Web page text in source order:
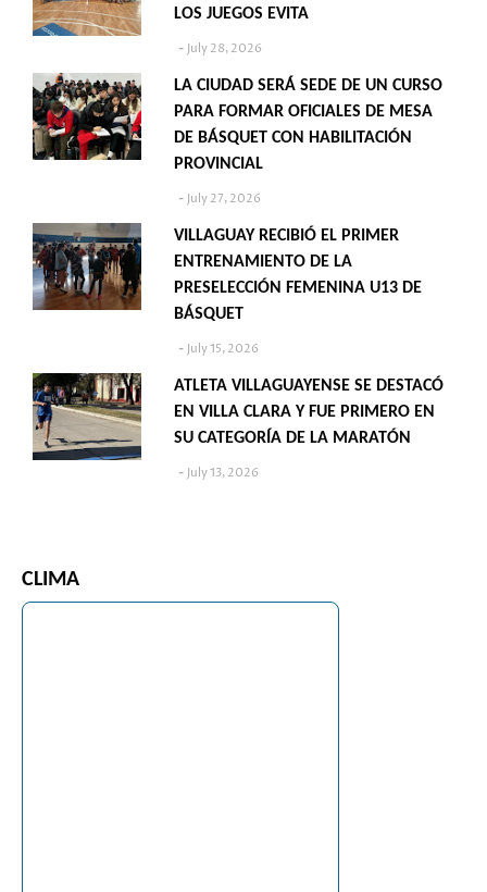
LOS JUEGOS EVITA
July 28, 2026
LA CIUDAD SERÁ SEDE DE UN CURSO
PARA FORMAR OFICIALES DE MESA
DE BÁSQUET CON HABILITACIÓN
PROVINCIAL
July 27, 2026
VILLAGUAY RECIBIÓ EL PRIMER
ENTRENAMIENTO DE LA
PRESELECCIÓN FEMENINA U13 DE
BÁSQUET
July 15, 2026
ATLETA VILLAGUAYENSE SE DESTACÓ
EN VILLA CLARA Y FUE PRIMERO EN
SU CATEGORÍA DE LA MARATÓN
July 13, 2026
CLIMA